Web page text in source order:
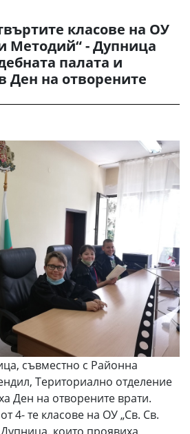
класове на ОУ
Методий“ - Дупница
палата и
Ден на отворените
съвместно с Районна
Териториално отделение
Ден на отворените врати.
4- те класове на ОУ „Св. Св.
които проявиха